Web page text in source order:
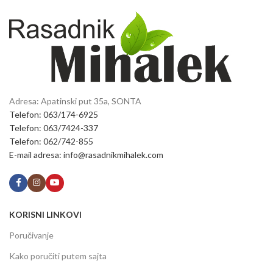
Adresa: Apatinski put 35a, SONTA
Telefon: 063/174-6925
Telefon: 063/7424-337
Telefon: 062/742-855
E-mail adresa: info@rasadnikmihalek.com
KORISNI LINKOVI
Poručivanje
Kako poručiti putem sajta